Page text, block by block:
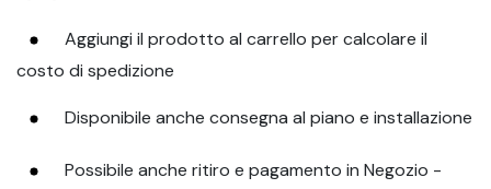
Aggiungi il prodotto al carrello per calcolare il
costo di spedizione
Disponibile anche consegna al piano e installazione
Possibile anche ritiro e pagamento in Negozio -